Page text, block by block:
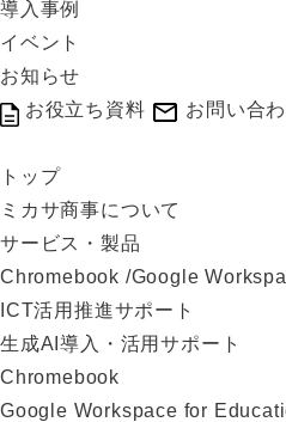
導入事例
イベント
お知らせ
お役立ち資料
お問い合
トップ
ミカサ商事について
サービス・製品
Chromebook /Google
ICT活用推進サポート
生成AI導入・活用サポート
Chromebook
Google Workspace for